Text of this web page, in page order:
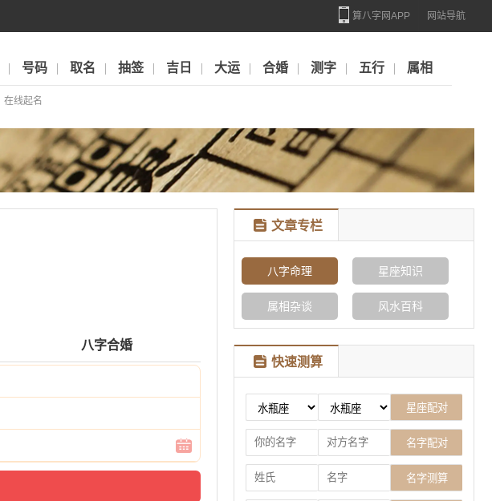
算八字网APP 网站导航
号码 取名 抽签 吉日 大运 合婚 测字 五行 属相
在线起名
八字合婚
文章专栏
八字命理 星座知识
属相杂谈 风水百科
快速测算